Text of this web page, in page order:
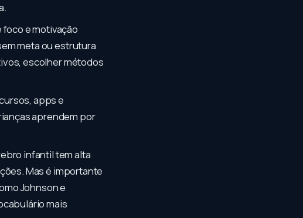
e motivação
meta ou estrutura
escolher métodos
apps e
aprendem por
infantil tem alta
Mas é importante
Johnson e
mais